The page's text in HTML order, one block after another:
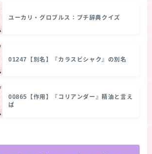
ユーカリ・グロブルス：プチ辞典クイズ
01247【別名】『カラスビシャク』の別名
00865【作用】『コリアンダー』精油と言え
ば